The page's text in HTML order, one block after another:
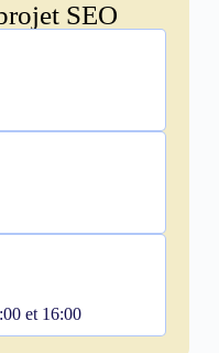
SEO
et 16:00